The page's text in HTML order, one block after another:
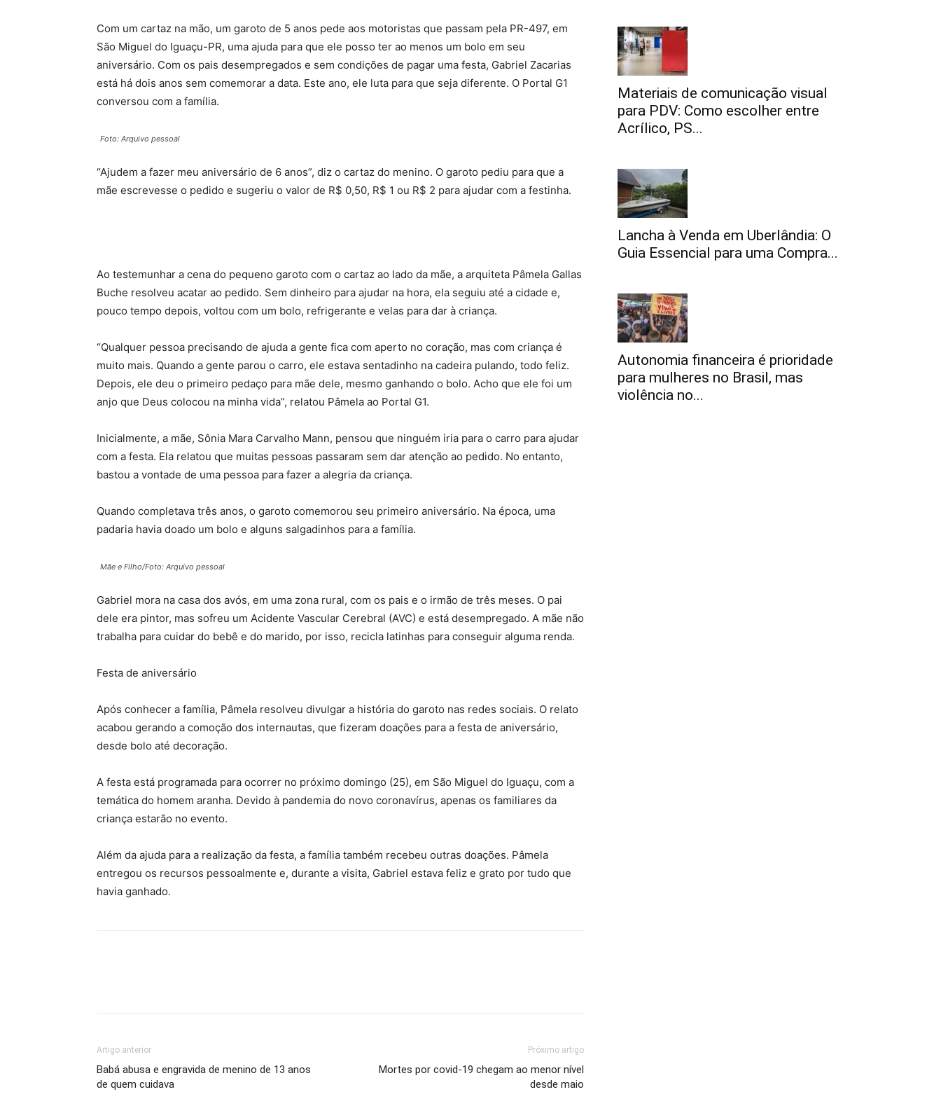
Com um cartaz na mão, um garoto de 5 anos pede aos motoristas que passam pela PR-497, em
São Miguel do Iguaçu-PR, uma ajuda para que ele posso ter ao menos um bolo em seu
aniversário. Com os pais desempregados e sem condições de pagar uma festa, Gabriel Zacarias
está há dois anos sem comemorar a data. Este ano, ele luta para que seja diferente. O Portal G1
conversou com a família.
Foto: Arquivo pessoal
“Ajudem a fazer meu aniversário de 6 anos”, diz o cartaz do menino. O garoto pediu para que a
mãe escrevesse o pedido e sugeriu o valor de R$ 0,50, R$ 1 ou R$ 2 para ajudar com a festinha.
Ao testemunhar a cena do pequeno garoto com o cartaz ao lado da mãe, a arquiteta Pâmela Gallas
Buche resolveu acatar ao pedido. Sem dinheiro para ajudar na hora, ela seguiu até a cidade e,
pouco tempo depois, voltou com um bolo, refrigerante e velas para dar à criança.
“Qualquer pessoa precisando de ajuda a gente fica com aperto no coração, mas com criança é
muito mais. Quando a gente parou o carro, ele estava sentadinho na cadeira pulando, todo feliz.
Depois, ele deu o primeiro pedaço para mãe dele, mesmo ganhando o bolo. Acho que ele foi um
anjo que Deus colocou na minha vida”, relatou Pâmela ao Portal G1.
Inicialmente, a mãe, Sônia Mara Carvalho Mann, pensou que ninguém iria para o carro para ajudar
com a festa. Ela relatou que muitas pessoas passaram sem dar atenção ao pedido. No entanto,
bastou a vontade de uma pessoa para fazer a alegria da criança.
Quando completava três anos, o garoto comemorou seu primeiro aniversário. Na época, uma
padaria havia doado um bolo e alguns salgadinhos para a família.
Mãe e Filho/Foto: Arquivo pessoal
Gabriel mora na casa dos avós, em uma zona rural, com os pais e o irmão de três meses. O pai
dele era pintor, mas sofreu um Acidente Vascular Cerebral (AVC) e está desempregado. A mãe não
trabalha para cuidar do bebê e do marido, por isso, recicla latinhas para conseguir alguma renda.
Festa de aniversário
Após conhecer a família, Pâmela resolveu divulgar a história do garoto nas redes sociais. O relato
acabou gerando a comoção dos internautas, que fizeram doações para a festa de aniversário,
desde bolo até decoração.
A festa está programada para ocorrer no próximo domingo (25), em São Miguel do Iguaçu, com a
temática do homem aranha. Devido à pandemia do novo coronavírus, apenas os familiares da
criança estarão no evento.
Além da ajuda para a realização da festa, a família também recebeu outras doações. Pâmela
entregou os recursos pessoalmente e, durante a visita, Gabriel estava feliz e grato por tudo que
havia ganhado.
Artigo anterior
Babá abusa e engravida de menino de 13 anos
de quem cuidava
Próximo artigo
Mortes por covid-19 chegam ao menor nível
desde maio
Materiais de comunicação visual
para PDV: Como escolher entre
Acrílico, PS...
Lancha à Venda em Uberlândia: O
Guia Essencial para uma Compra...
Autonomia financeira é prioridade
para mulheres no Brasil, mas
violência no...